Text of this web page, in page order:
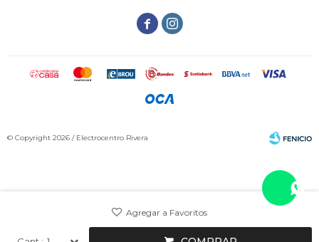
 
© Copyright 2026 / Electrocentro Rivera